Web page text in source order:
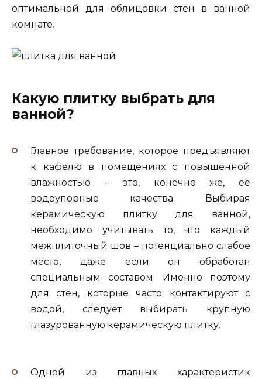
оптимальной для облицовки стен в ванной
комнате.
Какую плитку выбрать для
ванной?
Главное требование, которое предъявляют
к кафелю в помещениях с повышенной
влажностью – это, конечно же, ее
водоупорные качества. Выбирая
керамическую плитку для ванной,
необходимо учитывать то, что каждый
межплиточный шов – потенциально слабое
место, даже если он обработан
специальным составом. Именно поэтому
для стен, которые часто контактируют с
водой, следует выбирать крупную
глазурованную керамическую плитку.
Одной из главных характеристик